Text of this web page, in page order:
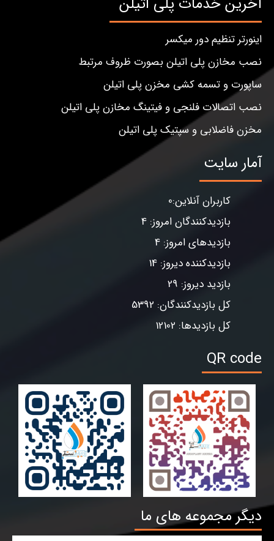
اینورتر تنظیم دور میکسر
نصب مخازن پلی اتیلن بصورت ظروف مرتبط
ساپورت و تسمه کشی مخزن پلی اتیلن
نصب اتصالات فلنجی و فیتینگ مخازن پلی اتیلن
مخزن فاضلابی و سپتیک پلی اتیلن
آمار سایت
کاربران آنلاین:0
بازدیدکنندگان امروز: 4
بازدیدهای امروز: 4
بازدیدکننده دیروز: 14
بازدید دیروز: 29
کل بازدیدکنندگان: 5392
کل بازدیدها: 12102
QR code
دیگر مجموعه های ما